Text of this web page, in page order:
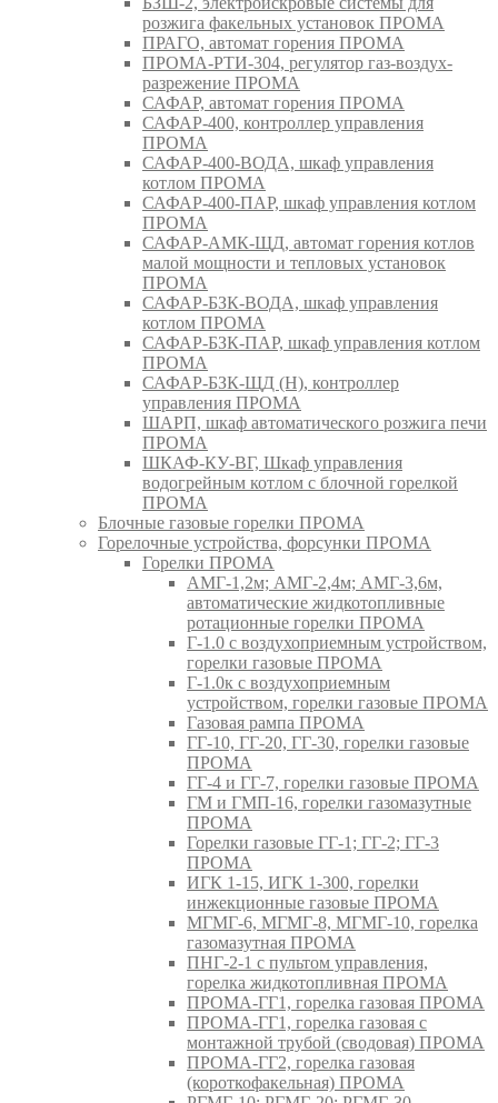
розжига факельных установок ПРОМА
ПРАГО, автомат горения ПРОМА
ПРОМА-РТИ-304, регулятор газ-воздух-
разрежение ПРОМА
САФАР, автомат горения ПРОМА
САФАР-400, контроллер управления
ПРОМА
САФАР-400-ВОДА, шкаф управления
котлом ПРОМА
САФАР-400-ПАР, шкаф управления котлом
ПРОМА
САФАР-АМК-ЩД, автомат горения котлов
малой мощности и тепловых установок
ПРОМА
САФАР-БЗК-ВОДА, шкаф управления
котлом ПРОМА
САФАР-БЗК-ПАР, шкаф управления котлом
ПРОМА
САФАР-БЗК-ЩД (Н), контроллер
управления ПРОМА
ШАРП, шкаф автоматического розжига печи
ПРОМА
ШКАФ-КУ-ВГ, Шкаф управления
водогрейным котлом с блочной горелкой
ПРОМА
Блочные газовые горелки ПРОМА
Горелочные устройства, форсунки ПРОМА
Горелки ПРОМА
АМГ-1,2м; АМГ-2,4м; АМГ-3,6м,
автоматические жидкотопливные
ротационные горелки ПРОМА
Г-1.0 с воздухоприемным устройством,
горелки газовые ПРОМА
Г-1.0к с воздухоприемным
устройством, горелки газовые ПРОМА
Газовая рампа ПРОМА
ГГ-10, ГГ-20, ГГ-30, горелки газовые
ПРОМА
ГГ-4 и ГГ-7, горелки газовые ПРОМА
ГМ и ГМП-16, горелки газомазутные
ПРОМА
Горелки газовые ГГ-1; ГГ-2; ГГ-3
ПРОМА
ИГК 1-15, ИГК 1-300, горелки
инжекционные газовые ПРОМА
МГМГ-6, МГМГ-8, МГМГ-10, горелка
газомазутная ПРОМА
ПНГ-2-1 с пультом управления,
горелка жидкотопливная ПРОМА
ПРОМА-ГГ1, горелка газовая ПРОМА
ПРОМА-ГГ1, горелка газовая с
монтажной трубой (сводовая) ПРОМА
ПРОМА-ГГ2, горелка газовая
(короткофакельная) ПРОМА